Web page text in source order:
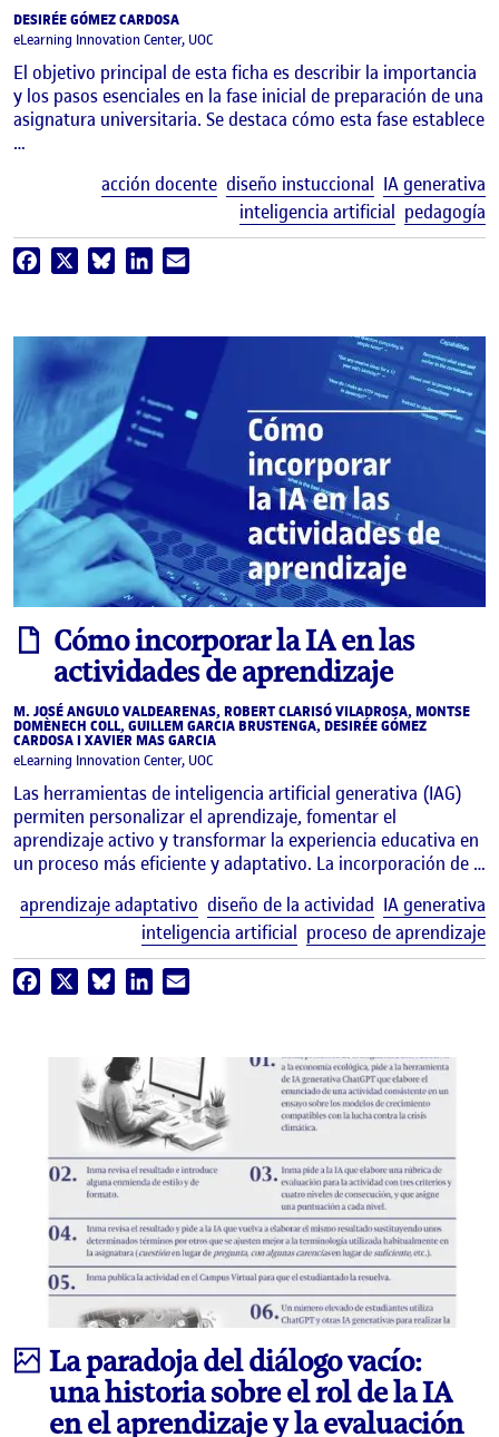
DESIRÉE GÓMEZ CARDOSA
eLearning Innovation Center, UOC
El objetivo principal de esta ficha es describir la importancia
y los pasos esenciales en la fase inicial de preparación de una
asignatura universitaria. Se destaca cómo esta fase establece
…
acción docente diseño instuccional IA generativa
inteligencia artificial pedagogía
Facebook BlueskyLinkedIn
informe
Cómo incorporar la IA en las
actividades de aprendizaje
M. JOSÉ ANGULO VALDEARENAS, ROBERT CLARISÓ VILADROSA, MONTSE
DOMÈNECH COLL, GUILLEM GARCIA BRUSTENGA, DESIRÉE GÓMEZ
CARDOSA I XAVIER MAS GARCIA
eLearning Innovation Center, UOC
Las herramientas de inteligencia artificial generativa (IAG)
permiten personalizar el aprendizaje, fomentar el
aprendizaje activo y transformar la experiencia educativa en
un proceso más eficiente y adaptativo. La incorporación de …
aprendizaje adaptativo diseño de la actividad IA generativa
inteligencia artificial proceso de aprendizaje
Facebook BlueskyLinkedIn
Infografía
La paradoja del diálogo vacío:
una historia sobre el rol de la IA
en el aprendizaje y la evaluación